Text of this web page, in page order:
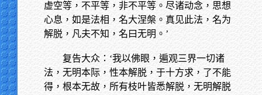
虚空等，不平等，非不平等。尽诸动念，思想
心息，如是法相，名大涅槃。真见此法，名为
解脱，凡夫不知，名曰无明。’
复告大众：‘我以佛眼，遍观三界一切诸
法，无明本际，性本解脱，于十方求，了不能
得，根本无故，所有枝叶皆悉解脱，无明解脱